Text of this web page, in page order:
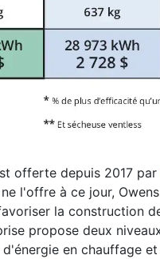
offerte depuis 2017 par
l'offre à ce jour,
la construction
propose deux
en chauffage